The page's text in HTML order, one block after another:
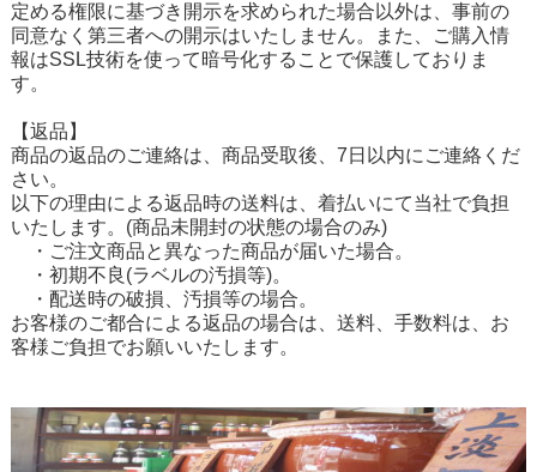
定める権限に基づき開示を求められた場合以外は、事前の
同意なく第三者への開示はいたしません。また、ご購入情
報はSSL技術を使って暗号化することで保護しておりま
す。
【返品】
商品の返品のご連絡は、商品受取後、7日以内にご連絡くだ
さい。
以下の理由による返品時の送料は、着払いにて当社で負担
いたします。(商品未開封の状態の場合のみ)
・ご注文商品と異なった商品が届いた場合。
・初期不良(ラベルの汚損等)。
・配送時の破損、汚損等の場合。
お客様のご都合による返品の場合は、送料、手数料は、お
客様ご負担でお願いいたします。